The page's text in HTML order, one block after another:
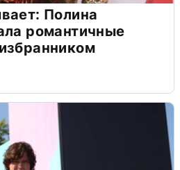
Полина
романтичные